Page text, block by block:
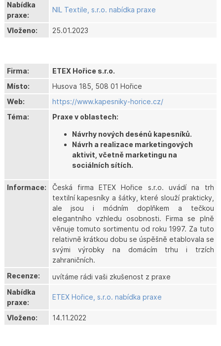
Nabídka
praxe:
NIL Textile, s.r.o. nabídka praxe
Vloženo: 25.01.2023
Firma:
ETEX Hořice s.r.o.
Místo:
Husova 185, 508 01 Hořice
Web:
https://www.kapesniky-horice.cz/
Téma:
Praxe v oblastech:
Návrhy nových desénů kapesníků.
Návrh a realizace marketingových
aktivit, včetně marketingu na
sociálních sítích.
Informace:
Česká firma ETEX Hořice s.r.o. uvádí na trh
textilní kapesníky a šátky, které slouží prakticky,
ale jsou i módním doplňkem a tečkou
elegantního vzhledu osobnosti. Firma se plně
věnuje tomuto sortimentu od roku 1997. Za tuto
relativně krátkou dobu se úspěšně etablovala se
svými výrobky na domácím trhu i trzích
zahraničních.
Recenze:
uvítáme rádi vaši zkušenost z praxe
Nabídka
praxe:
ETEX Hořice, s.r.o. nabídka praxe
Vloženo: 14.11.2022